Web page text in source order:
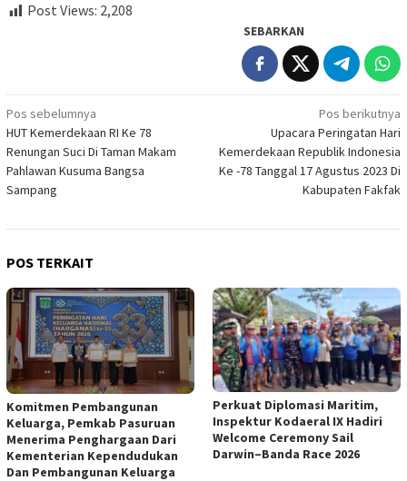
Post Views: 2,208
SEBARKAN
Navigasi
pos
Pos sebelumnya
HUT Kemerdekaan RI Ke 78
Renungan Suci Di Taman Makam
Pahlawan Kusuma Bangsa
Sampang
Pos berikutnya
Upacara Peringatan Hari
Kemerdekaan Republik Indonesia
Ke -78 Tanggal 17 Agustus 2023 Di
Kabupaten Fakfak
POS TERKAIT
Komitmen Pembangunan
Keluarga, Pemkab Pasuruan
Menerima Penghargaan Dari
Kementerian Kependudukan
Dan Pembangunan Keluarga
Perkuat Diplomasi Maritim,
Inspektur Kodaeral IX Hadiri
Welcome Ceremony Sail
Darwin–Banda Race 2026